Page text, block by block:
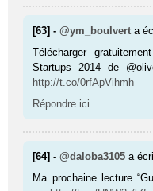
[63] -@ym_boulvert a
Télécharger
Startups 2014 de
http://t.co/0rfApVihmh
Répondre ici
[64] -@daloba3105 a
Ma prochaine lecture